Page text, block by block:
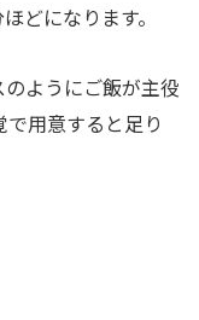
どになります。
ようにご飯が主役
用意すると足り